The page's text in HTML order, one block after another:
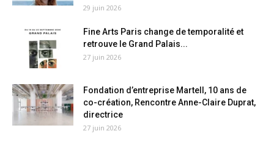
29 juin 2026
Fine Arts Paris change de temporalité et
retrouve le Grand Palais...
27 juin 2026
Fondation d’entreprise Martell, 10 ans de
co-création, Rencontre Anne-Claire Duprat,
directrice
27 juin 2026